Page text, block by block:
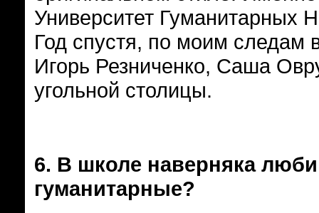
Университет Гуманитарных
Год спустя, по моим следам
Игорь Резниченко, Саша
угольной столицы.
6. В школе наверняка
гуманитарные?